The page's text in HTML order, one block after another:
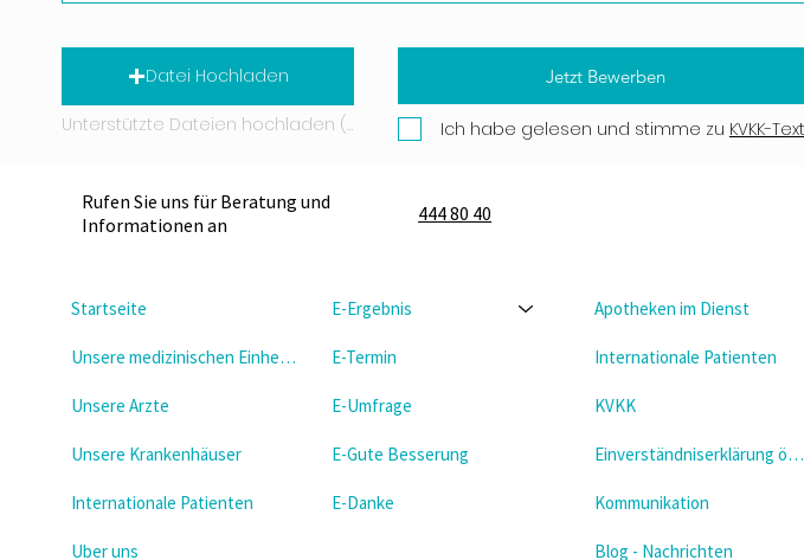
Jetzt Bewerben
Datei Hochladen
Unterstützte Dateien hochladen (Max. 15 MB) Ich habe gelesen und stimme zu KVKK-Text
Rufen Sie uns für Beratung und
Informationen an
444 80 40
Startseite
Unsere medizinischen Einheiten
Unsere Arzte
Unsere Krankenhäuser
Internationale Patienten
Uber uns
E-Ergebnis
E-Termin
E-Umfrage
E-Gute Besserung
E-Danke
Apotheken im Dienst
Internationale Patienten
KVKK
Einverständniserklärung öffnen
Kommunikation
Blog - Nachrichten